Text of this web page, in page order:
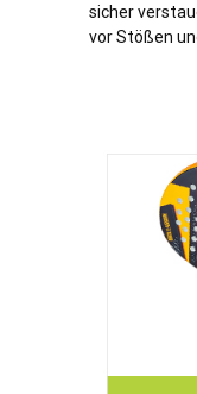
sicher
vor Stößen